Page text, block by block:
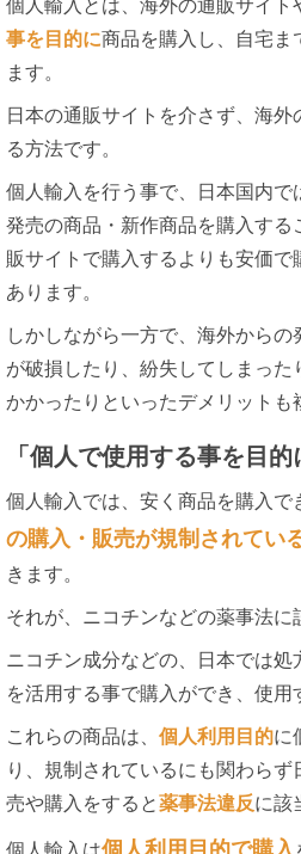
個人輸入とは、海外の通販サイト
事を目的に商品を購入し、自宅ま
ます。
日本の通販サイトを介さず、海
る方法です。
個人輸入を行う事で、日本国内で
発売の商品・新作商品を購入する
販サイトで購入するよりも安価
あります。
しかしながら一方で、海外から
が破損したり、紛失してしまっ
かかったりといったデメリットも
「個人で使用する事を目的
個人輸入では、安く商品を購入で
の購入・販売が規制されてい
きます。
それが、ニコチンなどの薬事法に
ニコチン成分などの、日本では処
を活用する事で購入ができ、使用
これらの商品は、 個人利用目的に
り、規制されているにも関わら
売や購入をすると薬事法違反に該